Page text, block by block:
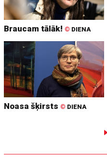
Braucam tālāk! © DIENA
Noasa šķirsts © DIENA